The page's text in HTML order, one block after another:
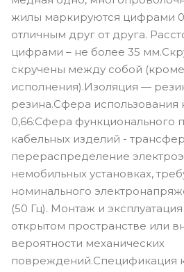
жилы маркируются цифрами
отличным друг от друга.
цифрами – не более 35
скручены между собой
исполнения).Изоляция —
резина.Сфера использования
0,66:Сфера функционального
кабельных изделий -
перераспределение
немобильных установках,
номинального
(50 Гц). Монтаж и
открытом пространстве или
вероятности механических
повреждений.Спецификация